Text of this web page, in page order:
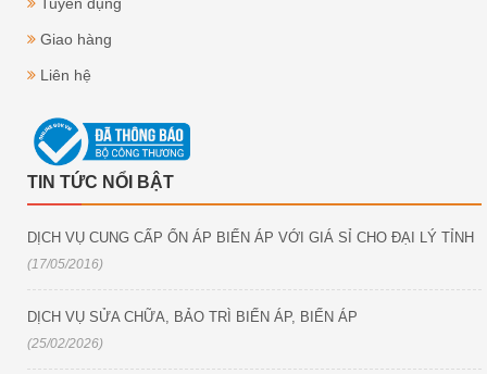
Giao hàng
Liên hệ
TIN TỨC NỔI BẬT
DỊCH VỤ CUNG CẤP ỔN ÁP BIẾN ÁP VỚI GIÁ SỈ CHO ĐẠI LÝ TỈNH
(17/05/2016)
DỊCH VỤ SỬA CHỮA, BẢO TRÌ BIẾN ÁP, BIẾN ÁP
(25/02/2026)